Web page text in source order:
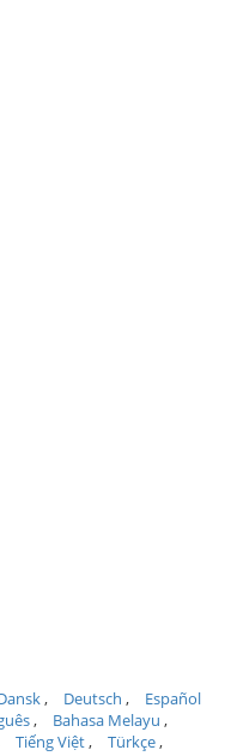
Deutsch
Español
Bahasa Melayu
Tiếng Việt
Türkçe